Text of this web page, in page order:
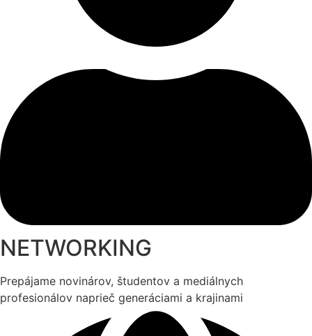
NETWORKING
Prepájame novinárov, študentov a mediálnych
profesionálov naprieč generáciami a krajinami